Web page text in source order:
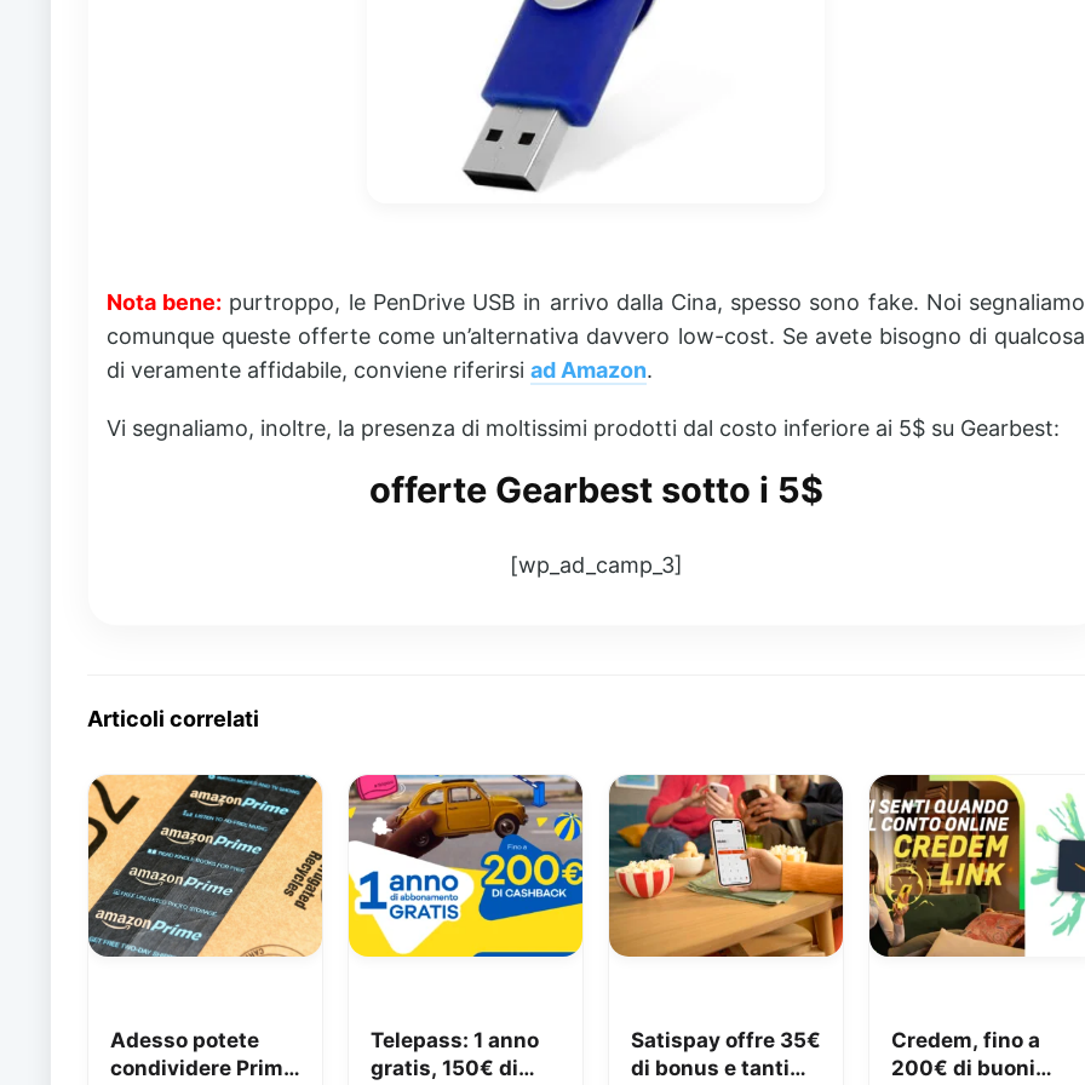
Nota bene: purtroppo, le PenDrive USB in arrivo dalla Cina, spesso sono fake. Noi segnaliamo
comunque queste offerte come un’alternativa davvero low-cost. Se avete bisogno di qualcosa
di veramente affidabile, conviene riferirsi ad Amazon.
Vi segnaliamo, inoltre, la presenza di moltissimi prodotti dal costo inferiore ai 5$ su Gearbest:
offerte Gearbest sotto i 5$
[wp_ad_camp_3]
Articoli correlati
Adesso potete
condividere Prime
Telepass: 1 anno
gratis, 150€ di
Satispay offre 35€
di bonus e tanti
Credem, fino a
200€ di buoni